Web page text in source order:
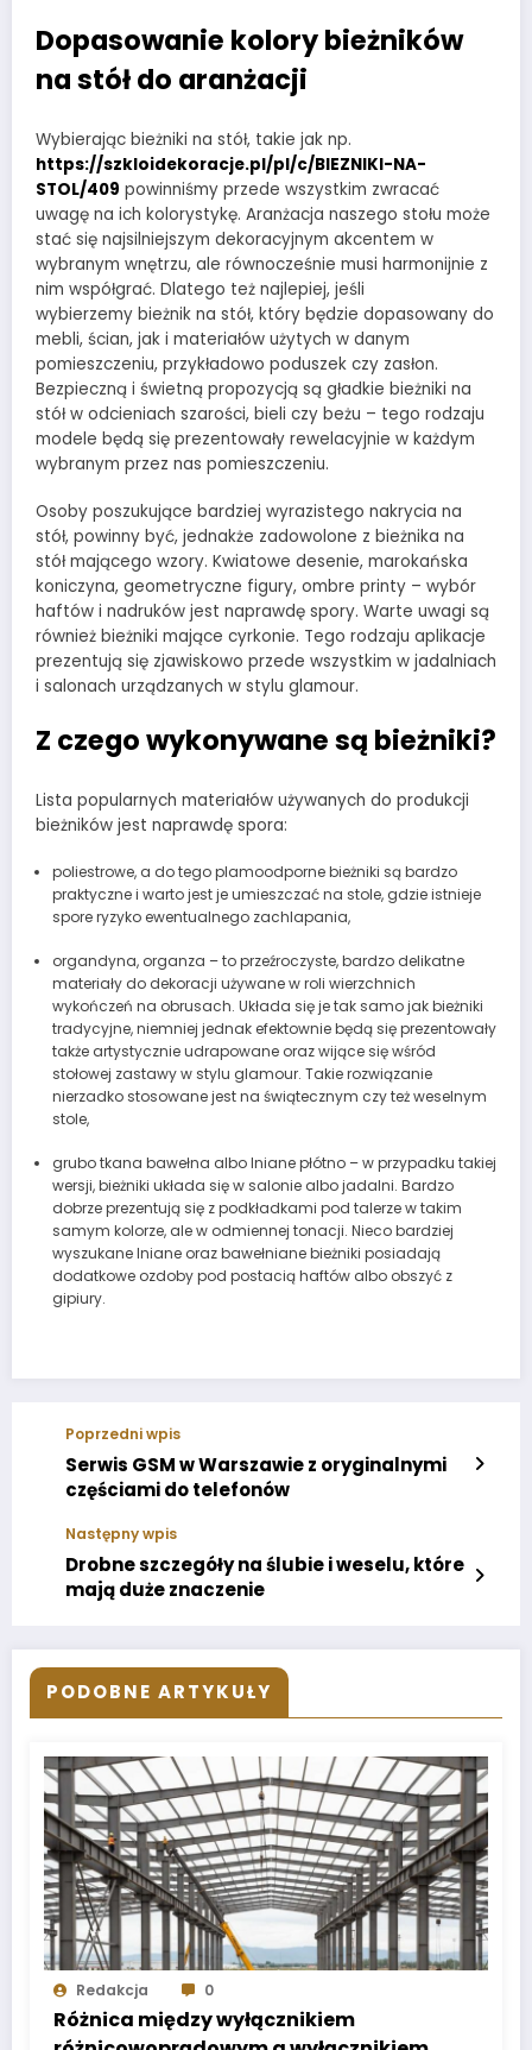
Dopasowanie kolory bieżników
na stół do aranżacji
Wybierając bieżniki na stół, takie jak np.
https://szkloidekoracje.pl/pl/c/BIEZNIKI-NA-
STOL/409 powinniśmy przede wszystkim zwracać
uwagę na ich kolorystykę. Aranżacja naszego stołu może
stać się najsilniejszym dekoracyjnym akcentem w
wybranym wnętrzu, ale równocześnie musi harmonijnie z
nim współgrać. Dlatego też najlepiej, jeśli
wybierzemy bieżnik na stół, który będzie dopasowany do
mebli, ścian, jak i materiałów użytych w danym
pomieszczeniu, przykładowo poduszek czy zasłon.
Bezpieczną i świetną propozycją są gładkie bieżniki na
stół w odcieniach szarości, bieli czy beżu – tego rodzaju
modele będą się prezentowały rewelacyjnie w każdym
wybranym przez nas pomieszczeniu.
Osoby poszukujące bardziej wyrazistego nakrycia na
stół, powinny być, jednakże zadowolone z bieżnika na
stół mającego wzory. Kwiatowe desenie, marokańska
koniczyna, geometryczne figury, ombre printy – wybór
haftów i nadruków jest naprawdę spory. Warte uwagi są
również bieżniki mające cyrkonie. Tego rodzaju aplikacje
prezentują się zjawiskowo przede wszystkim w jadalniach
i salonach urządzanych w stylu glamour.
Z czego wykonywane są bieżniki?
Lista popularnych materiałów używanych do produkcji
bieżników jest naprawdę spora:
poliestrowe, a do tego plamoodporne bieżniki są bardzo
praktyczne i warto jest je umieszczać na stole, gdzie istnieje
spore ryzyko ewentualnego zachlapania,
organdyna, organza – to przeźroczyste, bardzo delikatne
materiały do dekoracji używane w roli wierzchnich
wykończeń na obrusach. Układa się je tak samo jak bieżniki
tradycyjne, niemniej jednak efektownie będą się prezentowały
także artystycznie udrapowane oraz wijące się wśród
stołowej zastawy w stylu glamour. Takie rozwiązanie
nierzadko stosowane jest na świątecznym czy też weselnym
stole,
grubo tkana bawełna albo lniane płótno – w przypadku takiej
wersji, bieżniki układa się w salonie albo jadalni. Bardzo
dobrze prezentują się z podkładkami pod talerze w takim
samym kolorze, ale w odmiennej tonacji. Nieco bardziej
wyszukane lniane oraz bawełniane bieżniki posiadają
dodatkowe ozdoby pod postacią haftów albo obszyć z
gipiury.
Poprzedni wpis
Serwis GSM w Warszawie z oryginalnymi
częściami do telefonów
Następny wpis
Drobne szczegóły na ślubie i weselu, które
mają duże znaczenie
PODOBNE ARTYKUŁY
Redakcja 0
Różnica między wyłącznikiem